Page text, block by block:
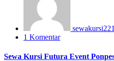
1 Komentar
Sewa Kursi Futura Event